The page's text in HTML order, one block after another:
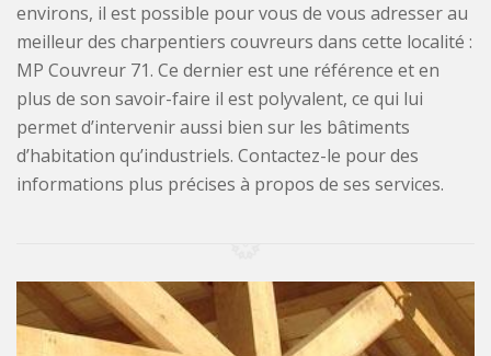
environs, il est possible pour vous de vous adresser au
meilleur des charpentiers couvreurs dans cette localité :
MP Couvreur 71. Ce dernier est une référence et en
plus de son savoir-faire il est polyvalent, ce qui lui
permet d’intervenir aussi bien sur les bâtiments
d’habitation qu’industriels. Contactez-le pour des
informations plus précises à propos de ses services.